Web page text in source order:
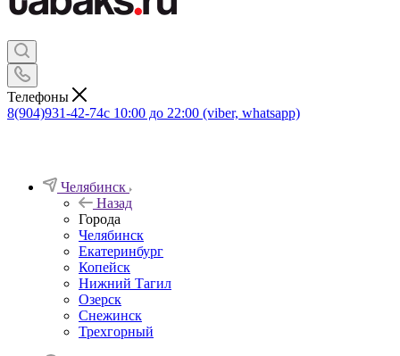
Телефоны
8(904)931-42-74с 10:00 до 22:00 (viber, whatsapp)
Челябинск
Назад
Города
Челябинск
Екатеринбург
Копейск
Нижний Тагил
Озерск
Снежинск
Трехгорный